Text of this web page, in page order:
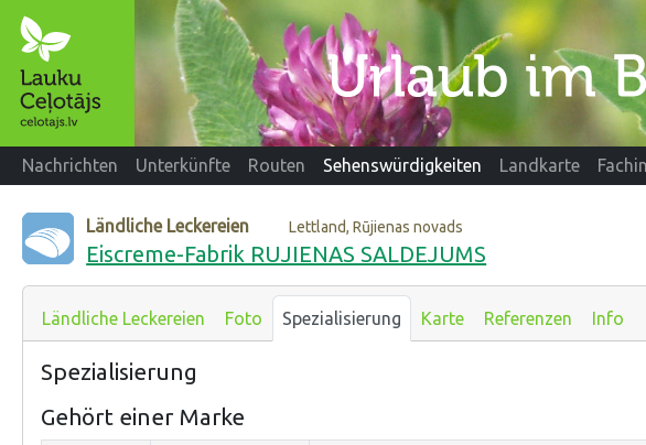
Nachrichten Unterkünfte Routen Sehenswürdigkeiten Landkarte
Ländliche Leckereien Lettland, Rūjienas novads
Eiscreme-Fabrik RUJIENAS SALDEJUMS
Ländliche Leckereien Foto Spezialisierung Karte Referenzen Info
Spezialisierung
Gehört einer Marke